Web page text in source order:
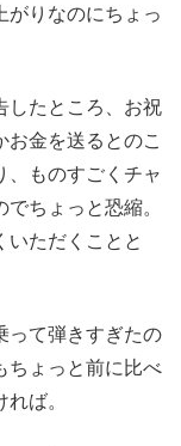
がりなのにちょっ
したところ、お祝
金を送るとのこ
、ものすごくチャ
ちょっと恐縮。
いただくことと
って弾きすぎたの
ちょっと前に比べ
ば。